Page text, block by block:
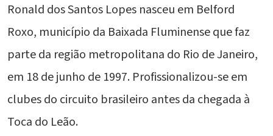
Ronald dos Santos Lopes nasceu em Belford
Roxo, município da Baixada Fluminense que faz
parte da região metropolitana do Rio de Janeiro,
em 18 de junho de 1997. Profissionalizou-se em
clubes do circuito brasileiro antes da chegada à
Toca do Leão.